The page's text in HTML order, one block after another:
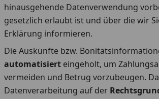
hinausgehende Datenverwendung
gesetzlich erlaubt ist und über die wir
Erklärung informieren.
Die Auskünfte bzw.
automatisiert eingeholt, um
vermeiden und Betrug vorzubeugen.
Datenverarbeitung auf der